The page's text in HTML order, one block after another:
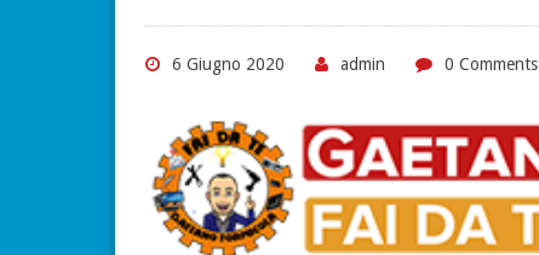
6 Giugno 2020 admin 0 Comments